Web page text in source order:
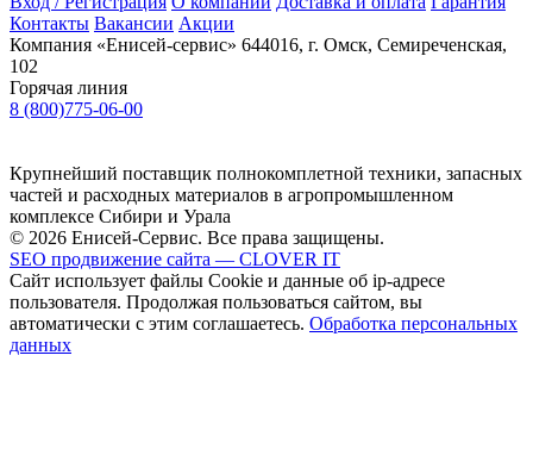
Контакты Вакансии Акции
Компания «Енисей-сервис» 644016, г. Омск, Семиреченская,
102
Горячая линия
8 (800)775-06-00
Крупнейший поставщик полнокомплетной техники, запасных
частей и расходных материалов в агропромышленном
комплексе Сибири и Урала
© 2026 Енисей-Сервис. Все права защищены.
SEO продвижение сайта — CLOVER IT
Сайт использует файлы Cookie и данные об ip-адресе
пользователя. Продолжая пользоваться сайтом, вы
автоматически с этим соглашаетесь. Обработка персональных
данных